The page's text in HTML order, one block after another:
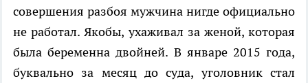
совершения разбоя мужчина нигде официально
не работал. Якобы, ухаживал за женой, которая
была беременна двойней. В январе 2015 года,
буквально за месяц до суда, уголовник стал